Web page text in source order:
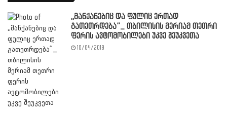
,,მანქანებიც და ფულიც ერთად
გათეთრდება”_ თბილისის მერიამ თეთრი
ფერის ავტომობილები უკვე შეუკვეთა
10/04/2018